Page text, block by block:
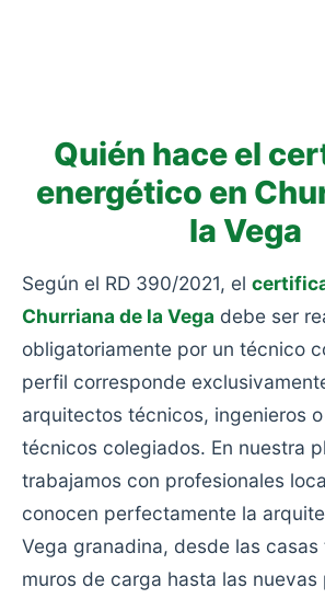
Quién hace el
energético en
la Vega
Según el RD 390/2021, el
Churriana de la Vega debe ser
obligatoriamente por un técnico
perfil corresponde
arquitectos técnicos, ingenieros
técnicos colegiados. En nuestra
trabajamos con profesionales
conocen perfectamente la
Vega granadina, desde las
muros de carga hasta las nuevas